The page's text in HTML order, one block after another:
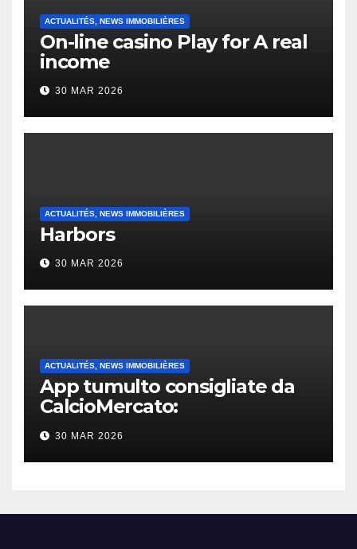
ACTUALITÉS, NEWS IMMOBILIÈRES
On-line casino Play for A real
income
30 MAR 2026
ACTUALITÉS, NEWS IMMOBILIÈRES
Harbors
30 MAR 2026
ACTUALITÉS, NEWS IMMOBILIÈRES
App tumulto consigliate da
CalcioMercato:
considerazione di gennaio
2026
30 MAR 2026